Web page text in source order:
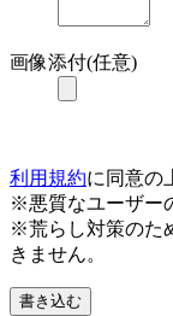
画像添付(任意)
利用規約に同意の
※悪質なユーザー
※荒らし対策のた
きません。
書き込む